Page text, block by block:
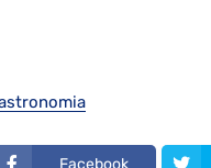
Facebook